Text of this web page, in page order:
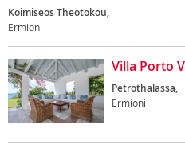
Koimiseos Theotokou,
Ermioni
Villa Porto
Petrothalassa,
Ermioni